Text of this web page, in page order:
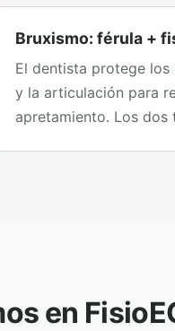
Bruxismo: férula +
El dentista protege
y la articulación para
apretamiento. Los dos
en